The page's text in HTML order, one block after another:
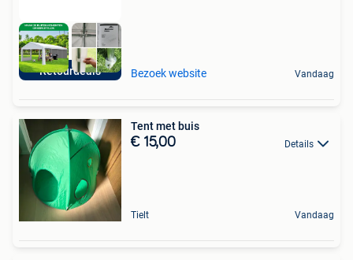
Retourdeals Bezoek website Vandaag
Tent met buis
€ 15,00 Details
Tielt Vandaag